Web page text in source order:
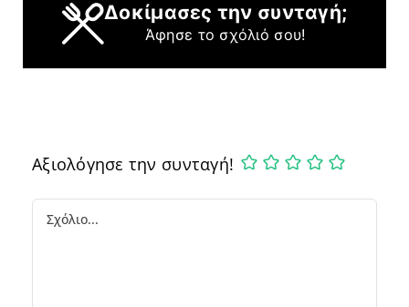
Δοκίμασες την συνταγή;
Άφησε το σχόλιό σου!
Αξιολόγησε την συνταγή!
Comment